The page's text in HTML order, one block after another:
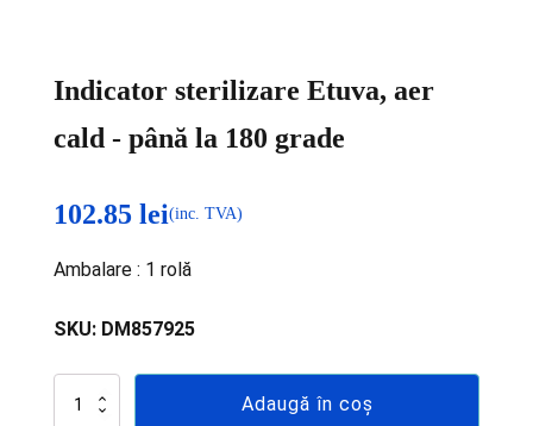
Indicator sterilizare Etuva, aer
cald - până la 180 grade
102.85 lei(inc. TVA)
Ambalare : 1 rolă
SKU: DM857925
Cantitate
Indicator
Adaugă în coș